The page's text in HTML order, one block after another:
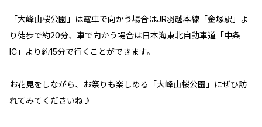
「大峰山桜公園」は電車で向かう場合はJR羽越本線「金塚駅」よ
り徒歩で約20分、車で向かう場合は日本海東北自動車道「中条
IC」より約15分で行くことができます。
お花見をしながら、お祭りも楽しめる「大峰山桜公園」にぜひ訪
れてみてくださいね♪